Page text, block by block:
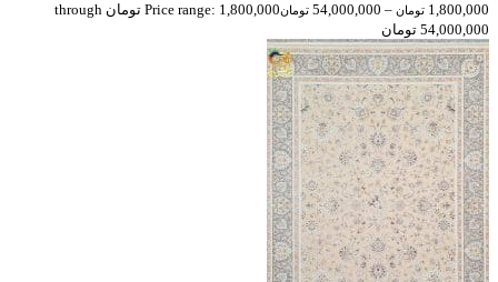
1,800,000 تومان –
54,000,000 تومان
Price range: 1,800,000 تومان through
54,000,000 تومان